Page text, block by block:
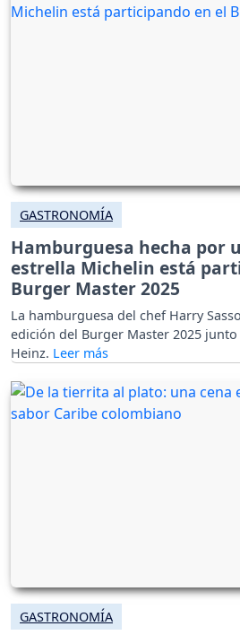
GASTRONOMÍA
Hamburguesa hecha por
estrella Michelin está
Burger Master 2025
La hamburguesa del chef Harry
edición del Burger Master 2025 junto
Heinz.
GASTRONOMÍA